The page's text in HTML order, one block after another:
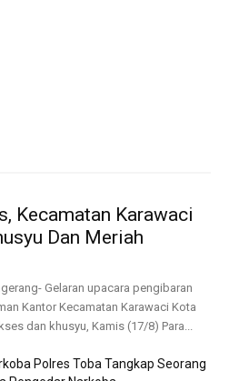
Kecamatan Karawaci
Dan Meriah
Gelaran upacara pengibaran
Kantor Kecamatan Karawaci Kota
dan khusyu, Kamis (17/8) Para...
Polres Toba Tangkap Seorang